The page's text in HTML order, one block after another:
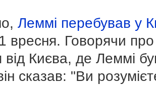
Леммі перебував у
вресня. Говорячи про
Києва, де Леммі
сказав: "Ви